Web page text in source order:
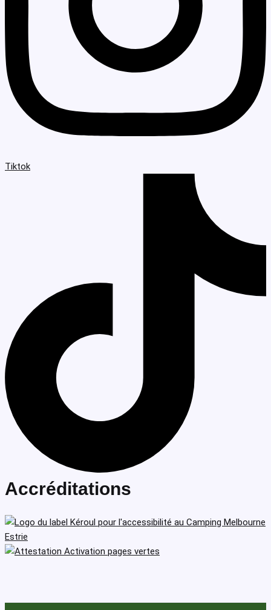
Tiktok
Accréditations